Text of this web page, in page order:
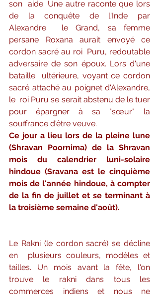
son  aide. Une autre raconte que lors
de la conquête de l'Inde par
Alexandre  le Grand, sa femme
persane Roxana aurait envoyé ce
cordon sacré au roi  Puru, redoutable
adversaire de son époux. Lors d'une
bataille  ultérieure, voyant ce cordon
sacré attaché au poignet d'Alexandre,
le  roi Puru se serait abstenu de le tuer
pour épargner à sa "sœur" la
souffrance d'être veuve.
Ce jour a lieu lors de la pleine lune
(Shravan Poornima) de la Shravan
mois du calendrier luni-solaire
hindoue (Sravana est le cinquième
mois de l'année hindoue, à compter
de la fin de juillet et se terminant à
la troisième semaine d'août).
Le Rakni (le cordon sacré) se décline
en  plusieurs couleurs, modèles et
tailles. Un mois avant la fête, l'on
trouve le rakni dans tous les
commerces indiens et nous ne